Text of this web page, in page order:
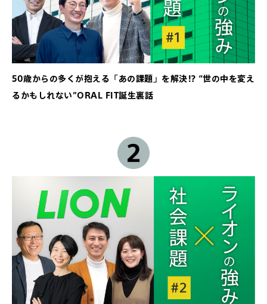
50歳からの多くが抱える「あの課題」を解決⁉ “世の中を変え
るかもしれない”ORAL FIT誕生裏話